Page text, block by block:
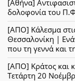
[Αθήνα]
δολοφονία του
[ΑΠΟ] Κάλεσμα
Θεσσαλονίκη |
που τη γεννά και
[ΑΠΟ] Κράτος και
Τετάρτη 20